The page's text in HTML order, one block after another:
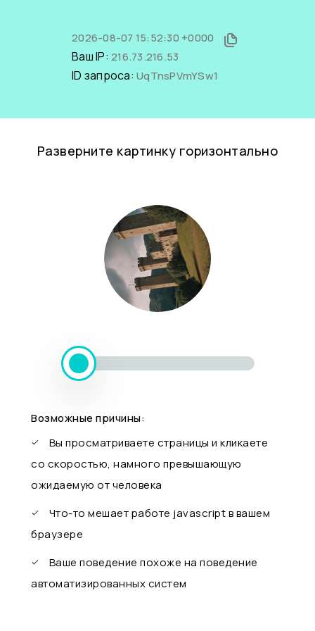
2026-08-07 15:52:30 +0000
Ваш IP: 216.73.216.53
ID запроса: UqTnsPVmYSw1
Разверните картинку горизонтально
Возможные причины:
Вы просматриваете страницы и кликаете
со скоростью, намного превышающую
ожидаемую от человека
Что-то мешает работе javascript в вашем
браузере
Ваше поведение похоже на поведение
автоматизированных систем